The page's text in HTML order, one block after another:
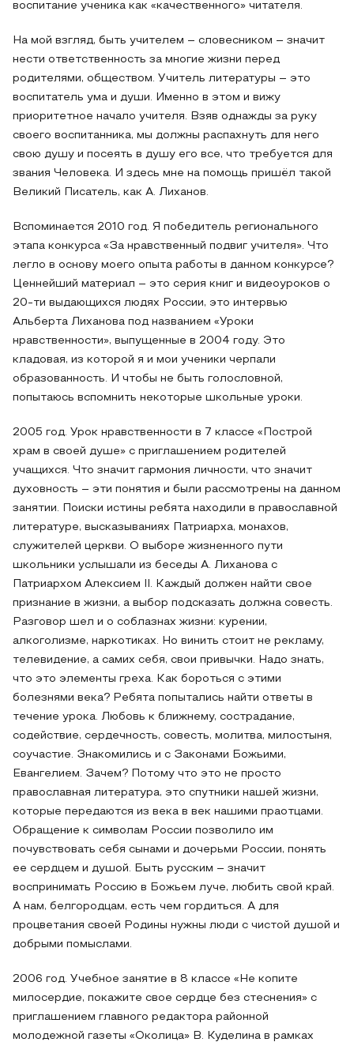
воспитание ученика как «качественного» читателя.
На мой взгляд, быть учителем – словесником – значит
нести ответственность за многие жизни перед
родителями, обществом. Учитель литературы – это
воспитатель ума и души. Именно в этом и вижу
приоритетное начало учителя. Взяв однажды за руку
своего воспитанника, мы должны распахнуть для него
свою душу и посеять в душу его все, что требуется для
звания Человека. И здесь мне на помощь пришёл такой
Великий Писатель, как А. Лиханов.
Вспоминается 2010 год. Я победитель регионального
этапа конкурса «За нравственный подвиг учителя». Что
легло в основу моего опыта работы в данном конкурсе?
Ценнейший материал – это серия книг и видеоуроков о
20-ти выдающихся людях России, это интервью
Альберта Лиханова под названием «Уроки
нравственности», выпущенные в 2004 году. Это
кладовая, из которой я и мои ученики черпали
образованность. И чтобы не быть голословной,
попытаюсь вспомнить некоторые школьные уроки.
2005 год. Урок нравственности в 7 классе «Построй
храм в своей душе» с приглашением родителей
учащихся. Что значит гармония личности, что значит
духовность – эти понятия и были рассмотрены на данном
занятии. Поиски истины ребята находили в православной
литературе, высказываниях Патриарха, монахов,
служителей церкви. О выборе жизненного пути
школьники услышали из беседы А. Лиханова с
Патриархом Алексием II. Каждый должен найти свое
признание в жизни, а выбор подсказать должна совесть.
Разговор шел и о соблазнах жизни: курении,
алкоголизме, наркотиках. Но винить стоит не рекламу,
телевидение, а самих себя, свои привычки. Надо знать,
что это элементы греха. Как бороться с этими
болезнями века? Ребята попытались найти ответы в
течение урока. Любовь к ближнему, сострадание,
содействие, сердечность, совесть, молитва, милостыня,
соучастие. Знакомились и с Законами Божьими,
Евангелием. Зачем? Потому что это не просто
православная литература, это спутники нашей жизни,
которые передаются из века в век нашими праотцами.
Обращение к символам России позволило им
почувствовать себя сынами и дочерьми России, понять
ее сердцем и душой. Быть русским – значит
воспринимать Россию в Божьем луче, любить свой край.
А нам, белгородцам, есть чем гордиться. А для
процветания своей Родины нужны люди с чистой душой и
добрыми помыслами.
2006 год. Учебное занятие в 8 классе «Не копите
милосердие, покажите свое сердце без стеснения» с
приглашением главного редактора районной
молодежной газеты «Околица» В. Куделина в рамках